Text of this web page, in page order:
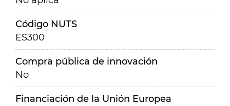
Código NUTS
ES300
Compra pública de innovación
No
Financiación de la Unión Europea